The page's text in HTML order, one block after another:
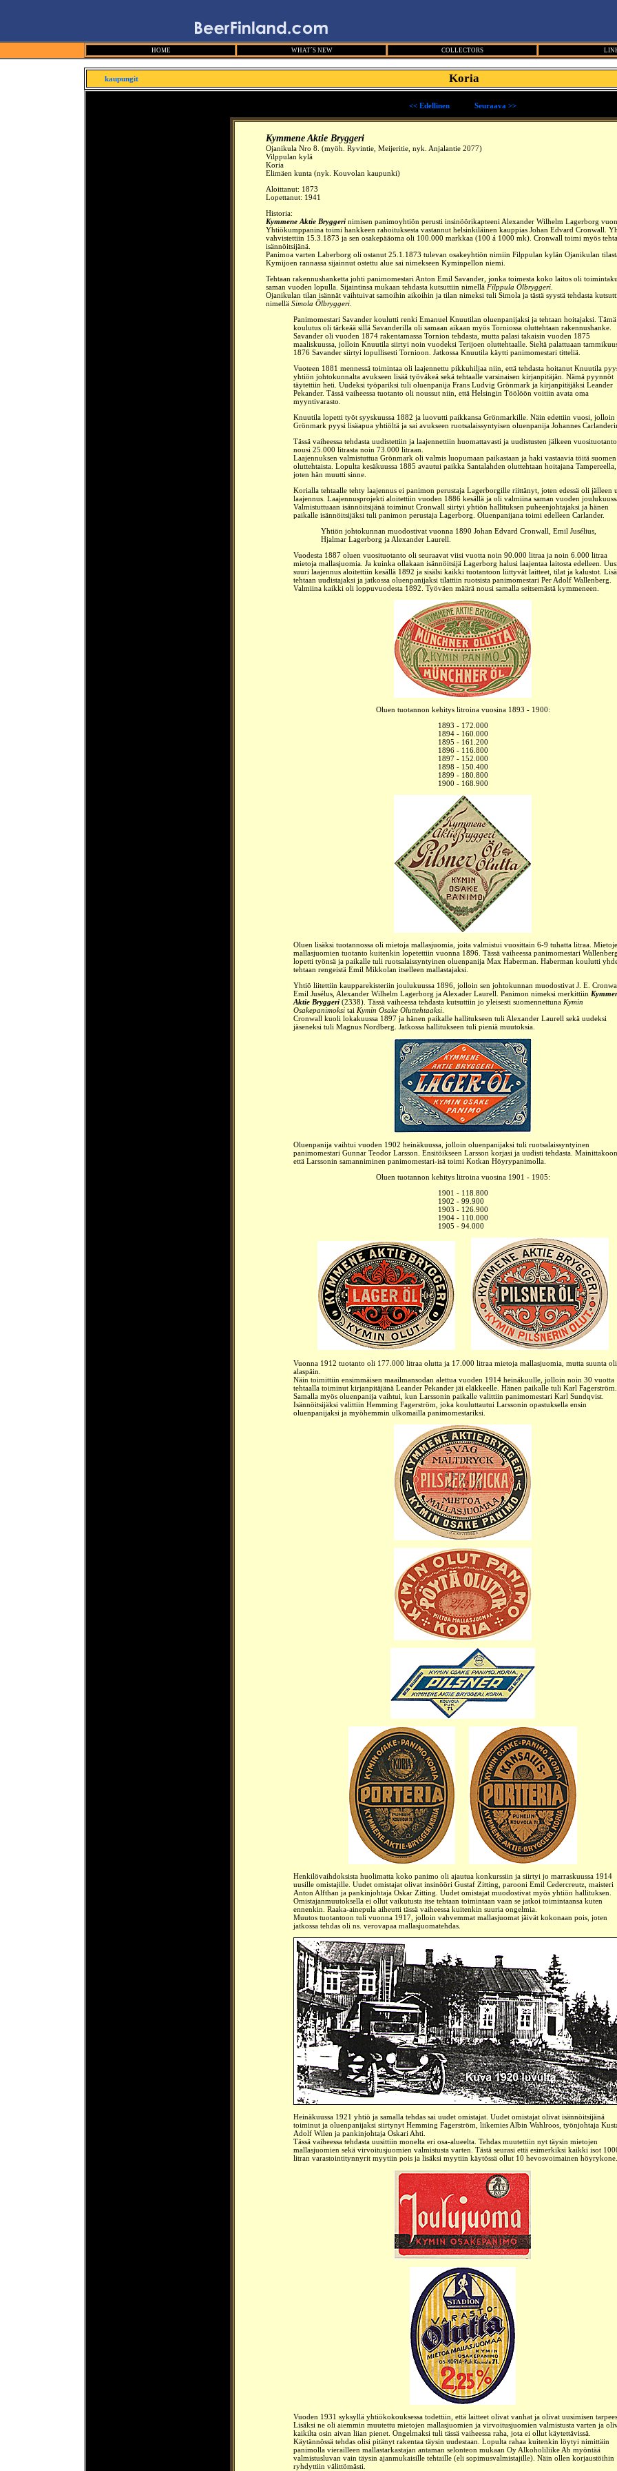
HOME WHAT´S NEW COLLECTORS
kaupungit Koria
<< Edellinen Seuraava >>
Kymmene Aktie Bryggeri
Ojanikula Nro 8. (myöh. Ryvintie, Meijeritie, nyk. Anjalantie 2077)
Vilppulan kylä
Koria
Elimäen kunta (nyk. Kouvolan kaupunki)
Aloittanut: 1873
Lopettanut: 1941
Historia:
Kymmene Aktie Bryggeri nimisen panimoyhtiön perusti insinöörikapteeni Alexander Wilhelm Lagerborg
Yhtiökumppanina toimi hankkeen rahoituksesta vastannut helsinkiläinen kauppias Johan Edvard Cronwall.
vahvistettiin 15.3.1873 ja sen osakepääoma oli 100.000 markkaa (100 á 1000 mk). Cronwall toimi myös
isännöitsijänä.
Panimoa varten Laberborg oli ostanut 25.1.1873 tulevan osakeyhtiön nimiin Filppulan kylän Ojanikulan
Kymijoen rannassa sijainnut ostettu alue sai nimekseen Kyminpellon niemi.
Tehtaan rakennushanketta johti panimomestari Anton Emil Savander, jonka toimesta koko laitos oli
saman vuoden lopulla. Sijaintinsa mukaan tehdasta kutsuttiin nimellä Filppula Ölbryggeri
Ojanikulan tilan isännät vaihtuivat samoihin aikoihin ja tilan nimeksi tuli Simola ja tästä syystä tehdasta
nimellä Simola Ölbryggeri
Panimomestari Savander koulutti renki Emanuel Knuutilan oluenpanijaksi ja tehtaan hoitajaksi. Tämä
koulutus oli tärkeää sillä Savanderilla oli samaan aikaan myös Torniossa oluttehtaan rakennushanke.
Savander oli vuoden 1874 rakentamassa Tornion tehdasta, mutta palasi takaisin vuoden 1875
maaliskuussa, jolloin Knuutila siirtyi noin vuodeksi Terijoen oluttehtaalle. Sieltä palattuaan
1876 Savander siirtyi lopullisesti Tornioon. Jatkossa Knuutila käytti panimomestari titteliä.
Vuoteen 1881 mennessä toimintaa oli laajennettu pikkuhiljaa niin, että tehdasta hoitanut Knuutila
yhtiön johtokunnalta avukseen lisää työväkeä sekä tehtaalle varsinaisen kirjanpitäjän. Nämä pyynnöt
täytettiin heti. Uudeksi työpariksi tuli oluenpanija Frans Ludvig Grönmark ja kirjanpitäjäksi Leander
Pekander. Tässä vaiheessa tuotanto oli noussut niin, että Helsingin Töölöön voitiin avata oma
myyntivarasto.
Knuutila lopetti työt syyskuussa 1882 ja luovutti paikkansa Grönmarkille. Näin edettiin vuosi, jolloin
Grönmark pyysi lisäapua yhtiöltä ja sai avukseen ruotsalaissyntyisen oluenpanija Johannes
Tässä vaiheessa tehdasta uudistettiin ja laajennettiin huomattavasti ja uudistusten jälkeen vuosituotanto
nousi 25.000 litrasta noin 73.000 litraan.
Laajennuksen valmistuttua Grönmark oli valmis luopumaan paikastaan ja haki vastaavia töitä
oluttehtaista. Lopulta kesäkuussa 1885 avautui paikka Santalahden oluttehtaan hoitajana Tampereella,
joten hän muutti sinne.
Korialla tehtaalle tehty laajennus ei panimon perustaja Lagerborgille riittänyt, joten edessä oli jälleen
laajennus. Laajennusprojekti aloitettiin vuoden 1886 kesällä ja oli valmiina saman vuoden
Valmistuttuaan isännöitsijänä toiminut Cronwall siirtyi yhtiön hallituksen puheenjohtajaksi ja hänen
paikalle isännöitsijäksi tuli panimon perustaja Lagerborg. Oluenpanijana toimi edelleen Carlander.
Yhtiön johtokunnan muodostivat vuonna 1890 Johan Edvard Cronwall, Emil Jusélius,
Hjalmar Lagerborg ja Alexander Laurell.
Vuodesta 1887 oluen vuosituotanto oli seuraavat viisi vuotta noin 90.000 litraa ja noin 6.000 litraa
mietoja mallasjuomia. Ja kuinka ollakaan isännöitsijä Lagerborg halusi laajentaa laitosta edelleen. Uusi
suuri laajennus aloitettiin kesällä 1892 ja sisälsi kaikki tuotantoon liittyvät laitteet, tilat ja kalustot.
tehtaan uudistajaksi ja jatkossa oluenpanijaksi tilattiin ruotsista panimomestari Per Adolf Wallenberg.
Valmiina kaikki oli loppuvuodesta 1892. Työväen määrä nousi samalla seitsemästä kymmeneen.
Oluen tuotannon kehitys litroina vuosina 1893 - 1900:
1893 - 172.000
1894 - 160.000
1895 - 161.200
1896 - 116.800
1897 - 152.000
1898 - 150.400
1899 - 180.800
1900 - 168.900
Oluen lisäksi tuotannossa oli mietoja mallasjuomia, joita valmistui vuosittain 6-9 tuhatta litraa.
mallasjuomien tuotanto kuitenkin lopetettiin vuonna 1896. Tässä vaiheessa panimomestari Wallenberg
lopetti työnsä ja paikalle tuli ruotsalaissyntyinen oluenpanija Max Haberman. Haberman koulutti
tehtaan rengeistä Emil Mikkolan itselleen mallastajaksi.
Yhtiö liitettiin kaupparekisteriin joulukuussa 1896, jolloin sen johtokunnan muodostivat J. E.
Emil Jusélus, Alexander Wilhelm Lagerborg ja Alexader Laurell. Panimon nimeksi merkittiin
Aktie Bryggeri (2338). Tässä vaiheessa tehdasta kutsuttiin jo yleisesti suomennettuna Kymin
Osakepanimoksi tai Kymin Osake Oluttehtaaksi
Cronwall kuoli lokakuussa 1897 ja hänen paikalle hallitukseen tuli Alexander Laurell sekä uudeksi
jäseneksi tuli Magnus Nordberg. Jatkossa hallitukseen tuli pieniä muutoksia.
Oluenpanija vaihtui vuoden 1902 heinäkuussa, jolloin oluenpanijaksi tuli ruotsalaissyntyinen
panimomestari Gunnar Teodor Larsson. Ensitöikseen Larsson korjasi ja uudisti tehdasta. Mainittakoon,
että Larssonin samanniminen panimomestari-isä toimi Kotkan Höyrypanimolla.
Oluen tuotannon kehitys litroina vuosina 1901 - 1905:
1901 - 118.800
1902 - 99.900
1903 - 126.900
1904 - 110.000
1905 - 94.000
Vuonna 1912 tuotanto oli 177.000 litraa olutta ja 17.000 litraa mietoja mallasjuomia, mutta suunta oli
alaspäin.
Näin toimittiin ensimmäisen maailmansodan alettua vuoden 1914 heinäkuulle, jolloin noin 30 vuotta
tehtaalla toiminut kirjanpitäjänä Leander Pekander jäi eläkkeelle. Hänen paikalle tuli Karl Fagerström.
Samalla myös oluenpanija vaihtui, kun Larssonin paikalle valittiin panimomestari Karl Sundqvist.
Isännöitsijäksi valittiin Hemming Fagerström, joka kouluttautui Larssonin opastuksella ensin
oluenpanijaksi ja myöhemmin ulkomailla panimomestariksi.
Henkilövaihdoksista huolimatta koko panimo oli ajautua konkurssiin ja siirtyi jo marraskuussa 1914
uusille omistajille. Uudet omistajat olivat insinööri Gustaf Zitting, parooni Emil Cedercreutz, maisteri
Anton Alfthan ja pankinjohtaja Oskar Zitting. Uudet omistajat muodostivat myös yhtiön hallituksen.
Omistajanmuutoksella ei ollut vaikutusta itse tehtaan toimintaan vaan se jatkoi toimintaansa kuten
ennenkin. Raaka-ainepula aiheutti tässä vaiheessa kuitenkin suuria ongelmia.
Muutos tuotantoon tuli vuonna 1917, jolloin vahvemmat mallasjuomat jäivät kokonaan pois, joten
jatkossa tehdas oli ns. verovapaa mallasjuomatehdas.
Heinäkuussa 1921 yhtiö ja samalla tehdas sai uudet omistajat. Uudet omistajat olivat isännöitsijänä
toiminut ja oluenpanijaksi siirtynyt Hemming Fagerström, liikemies Albin Wahlroos, työnjohtaja
Adolf Wilen ja pankinjohtaja Oskari Ahti.
Tässä vaiheessa tehdasta uusittiin monelta eri osa-alueelta. Tehdas muutettiin nyt täysin mietojen
mallasjuomien sekä virvoitusjuomien valmistusta varten. Tästä seurasi että esimerkiksi kaikki isot
litran varastointitynnyrit myytiin pois ja lisäksi myytiin käytössä ollut 10 hevosvoimainen höyrykone.
Vuoden 1931 syksyllä yhtiökokouksessa todettiin, että laitteet olivat vanhat ja olivat uusimisen
Lisäksi ne oli aiemmin muutettu mietojen mallasjuomien ja virvoitusjuomien valmistusta varten ja
kaikilta osin aivan liian pienet. Ongelmaksi tuli tässä vaiheessa raha, jota ei ollut käytettävissä.
Käytännössä tehdas olisi pitänyt rakentaa täysin uudestaan. Lopulta rahaa kuitenkin löytyi nimittäin
panimolla vierailleen mallastarkastajan antaman selonteon mukaan Oy Alkoholiliike Ab myöntää
valmistusluvan vain täysin ajanmukaisille tehtaille (eli sopimusvalmistajille). Näin ollen korjaustöihin
ryhdyttiin välittömästi.